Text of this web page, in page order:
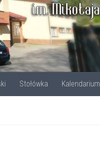
Stołówka Kalendarium